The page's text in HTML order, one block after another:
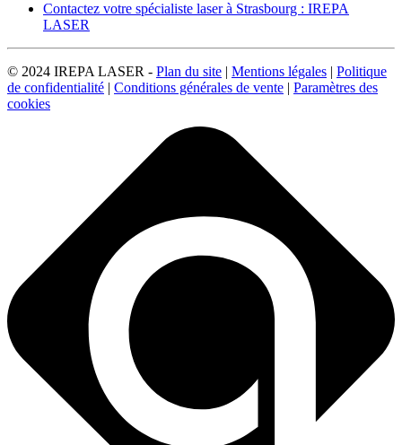
Contactez votre spécialiste laser à Strasbourg : IREPA
LASER
© 2024 IREPA LASER - Plan du site | Mentions légales | Politique
de confidentialité | Conditions générales de vente | Paramètres des
cookies